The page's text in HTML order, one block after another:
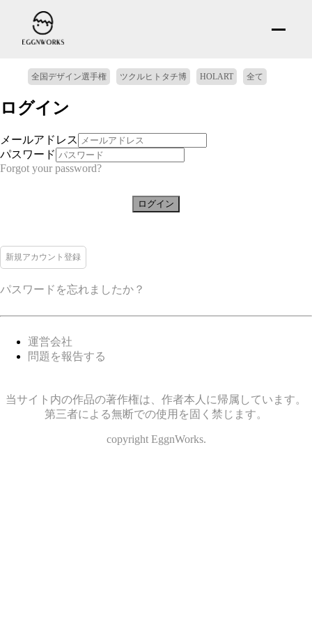
全国デザイン選手権 ツクルヒトタチ博 HOLART 全て
ログイン
メールアドレス
パスワード
Forgot your password?
ログイン
新規アカウント登録
パスワードを忘れましたか？
運営会社
問題を報告する
当サイト内の作品の著作権は、作者本人に帰属しています。
第三者による無断での使用を固く禁じます。
copyright EggnWorks.